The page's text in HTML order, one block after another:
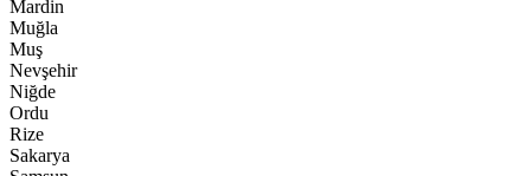
Mardin
Muğla
Muş
Nevşehir
Niğde
Ordu
Rize
Sakarya